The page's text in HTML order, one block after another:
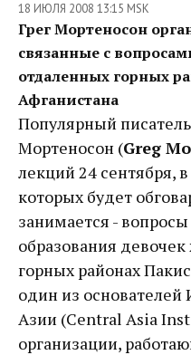
18 ИЮЛЯ 2008 13:15 MSK
Грег Мортеносон
связанные с
отдаленных горных
Афганистана
Популярный
Мортеносон (Greg
лекций 24 сентября,
которых будет
занимается -
образования
горных районах
один из основателей
Азии (Central Asia
организации,